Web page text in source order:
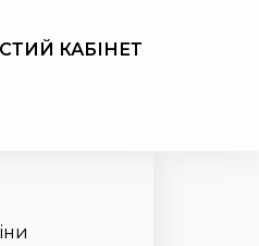
КАБІНЕТ